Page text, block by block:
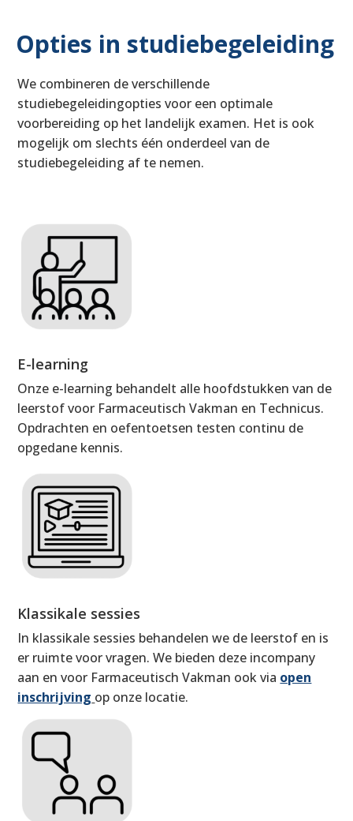
Opties in studiebegeleiding
We combineren de verschillende
studiebegeleidingopties voor een optimale
voorbereiding op het landelijk examen. Het is ook
mogelijk om slechts één onderdeel van de
studiebegeleiding af te nemen.
E-learning
Onze e-learning behandelt alle hoofdstukken van de
leerstof voor Farmaceutisch Vakman en Technicus.
Opdrachten en oefentoetsen testen continu de
opgedane kennis.
Klassikale sessies
In klassikale sessies behandelen we de leerstof en is
er ruimte voor vragen. We bieden deze incompany
aan en voor Farmaceutisch Vakman ook via open
inschrijving op onze locatie.